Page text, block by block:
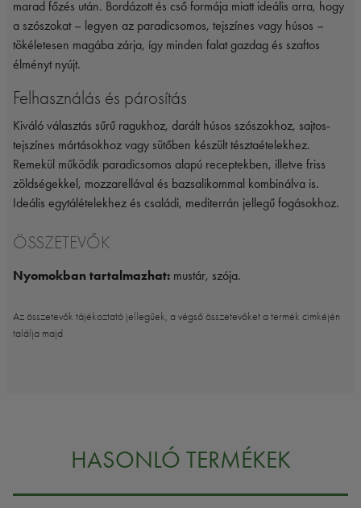
marad főzés után. Bordázott és cső formája miatt ideális arra, hogy
a szószokat – legyen az paradicsomos, tejszínes vagy húsos –
tökéletesen magába zárja, így minden falat gazdag és szaftos
élményt nyújt.
Felhasználás és párosítás
Kiváló választás sűrű ragukhoz, darált húsos szószokhoz, sajtos-
tejszínes mártásokhoz vagy sütőben készült tésztaételekhez.
Remekül működik paradicsomos alapú receptekben, illetve friss
zöldségekkel, mozzarellával és bazsalikommal kombinálva is.
Ideális egytálételekhez és családi, mediterrán jellegű fogásokhoz.
ÖSSZETEVŐK
Nyomokban tartalmazhat: mustár, szója.
Az összetevők tájékoztató jellegűek, a végső összetevőket a termék cimkéjén
találja majd
HASONLÓ TERMÉKEK